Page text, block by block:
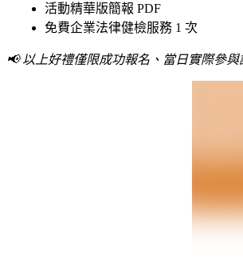
活動精華版簡報 PDF
免費企業法律健檢服務 1 次
📢 以上好禮僅限成功報名、當日實際參